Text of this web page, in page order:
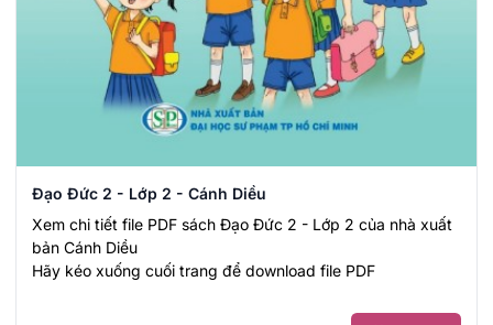
Đạo Đức 2 - Lớp 2 - Cánh Diều
Xem chi tiết file PDF sách Đạo Đức 2 - Lớp 2 của nhà xuất
bản Cánh Diều
Hãy kéo xuống cuối trang để download file PDF